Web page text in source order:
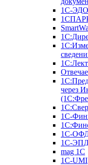
1С-ЭДО
через
1С-
1С-
1С-
mag 1C
1C-UMI